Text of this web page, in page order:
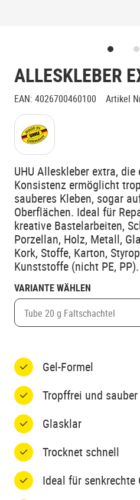
ALLESKLEBER
EAN: 4026700460100 Artikel
UHU Alleskleber extra,
Konsistenz ermöglicht
sauberes Kleben, sogar
Oberflächen. Ideal für
kreative Bastelarbeiten,
Porzellan, Holz, Metall,
Kork, Stoffe, Karton,
Kunststoffe (nicht PE,
VARIANTE WÄHLEN
Tube 20 g Faltschachtel
Gel-Formel
Tropffrei und sauber
Glasklar
Trocknet schnell
Ideal für senkrechte